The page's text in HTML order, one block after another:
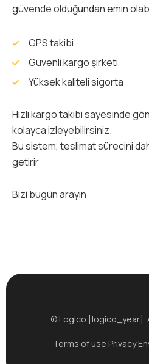
güvende olduğundan emin
GPS takibi
Güvenli kargo şirketi
Yüksek kaliteli sigorta
Hızlı kargo takibi sayesinde
kolayca izleyebilirsiniz.
Bu sistem, teslimat sürecini
getirir
Bizi bugün arayın
© Logico [logico_year].
Terms of use Privacy